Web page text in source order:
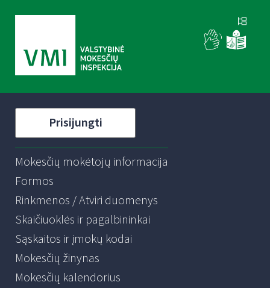
Prisijungti
Mokesčių mokėtojų informacija
Formos
Rinkmenos / Atviri duomenys
Skaičiuoklės ir pagalbininkai
Sąskaitos ir įmokų kodai
Mokesčių žinynas
Mokesčių kalendorius